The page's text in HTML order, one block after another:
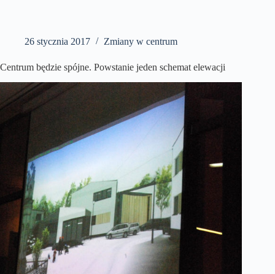
26 stycznia 2017 Zmiany w centrum
Centrum będzie spójne. Powstanie jeden schemat elewacji